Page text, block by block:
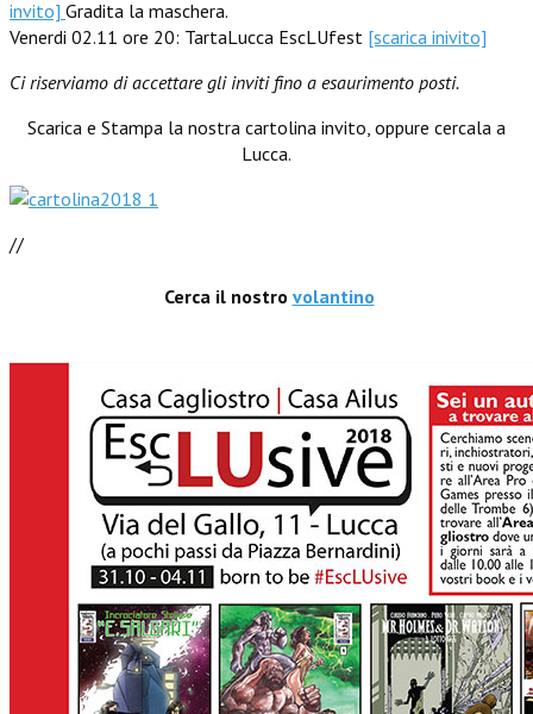
invito] Gradita la maschera.
Venerdi 02.11 ore 20: TartaLucca EscLUfest [scarica inivito]
Ci riserviamo di accettare gli inviti fino a esaurimento posti.
Scarica e Stampa la nostra cartolina invito, oppure cercala a
Lucca.
//
Cerca il nostro volantino